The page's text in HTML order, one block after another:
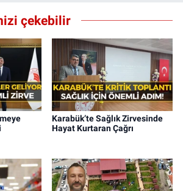
çekebilir
Karabük’te Sağlık Zirvesinde
Hayat Kurtaran Çağrı